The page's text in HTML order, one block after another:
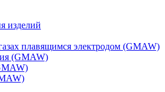
изделий
плавящимся электродом (GMAW)
(GMAW)